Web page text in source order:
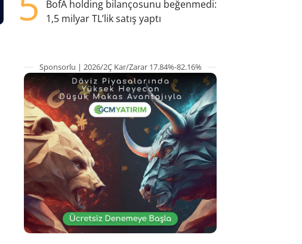
BofA holding bilançosunu beğenmedi:
1,5 milyar TL’lik satış yaptı
Sponsorlu | 2026/2Ç Kar/Zarar 17.84%-82.16%